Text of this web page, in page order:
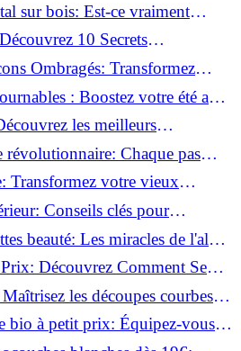
sur bois: Est-ce vraiment
10 Secrets
un Bien-être Optimal!
Ombragés: Transformez
Verte!: Boostez votre été avec
les meilleurs
Chaque pas
santé!
Transformez votre vieux
en un clin d'œil!
Conseils clés pour
votre éclairage!
beauté: Les miracles de l'aloe
Découvrez Comment Se
Moins de 35€!les découpes courbes
bio à petit prix: Équipez-vous